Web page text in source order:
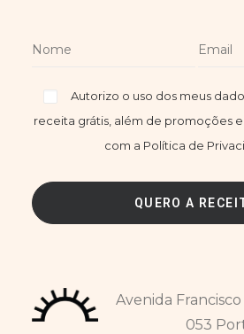
Autorizo o uso dos meus
receita grátis, além de promoções
com a Política de
Avenida
053